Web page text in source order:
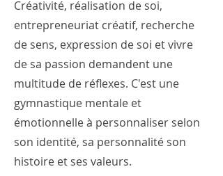
Créativité, réalisation de soi,
entrepreneuriat créatif, recherche
de sens, expression de soi et vivre
de sa passion demandent une
multitude de réflexes. C'est une
gymnastique mentale et
émotionnelle à personnaliser selon
son identité, sa personnalité son
histoire et ses valeurs.